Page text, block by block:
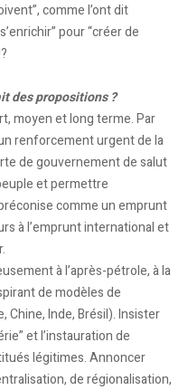
comme l’ont dit
pour “créer de
des propositions ?
moyen et long terme. Par
renforcement urgent de la
de gouvernement de salut
et permettre
comme un emprunt
à l’emprunt international et
à l’après-pétrole, à la
de modèles de
Inde, Brésil). Insister
et l’instauration de
légitimes. Annoncer
de régionalisation,